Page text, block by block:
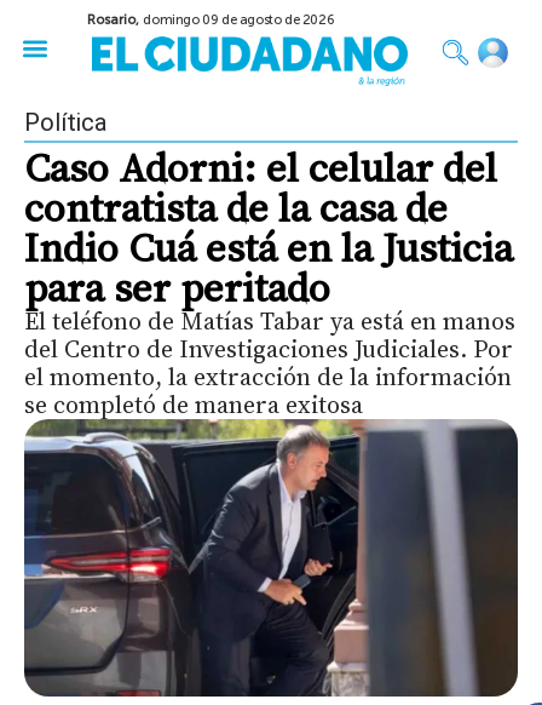
Rosario, domingo 09 de agosto de 2026
Política
Caso Adorni: el celular del
contratista de la casa de
Indio Cuá está en la Justicia
para ser peritado
El teléfono de Matías Tabar ya está en manos
del Centro de Investigaciones Judiciales. Por
el momento, la extracción de la información
se completó de manera exitosa